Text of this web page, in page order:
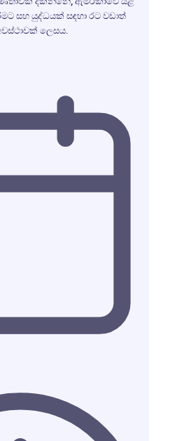
සහ යුද්ධයක් සඳහා රට වඩාත්
ලෙසය.